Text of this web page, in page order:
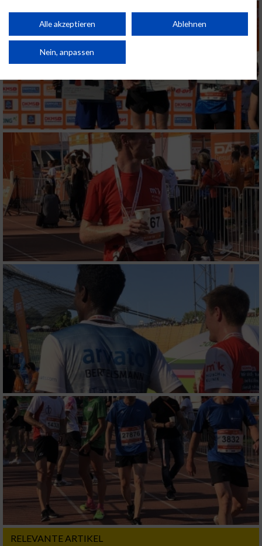
RELEVANTE ARTIKEL
Performance von Inhalten. Analyse von Zielgruppen durch Statistiken oder
Kombinationen von Daten aus verschiedenen Quellen. Entwicklung und
von Inhalten.
Daten können außerhalb der Europäischen Union weitergegeben und in die
Website/App.
Partnerliste anzeigen (1 IAB-Anbieter)
Wir nutzen Ihre Daten für folgende Zwecke:
IAB-Verarbeitungszwecke:
Speichern von oder Zugriff auf Informationen
auf einem Endgerät
Verwendung reduzierter Daten zur Auswahl
von Werbeanzeigen
Erstellung von Profilen für personalisierte
Verwendung von Profilen zur Auswahl
personalisierter Werbung
Erstellung von Profilen zur Personalisierung
von Inhalten
Verwendung von Profilen zur Auswahl
personalisierter Inhalte
Messung der Werbeleistung
Messung der Performance von Inhalten
Analyse von Zielgruppen durch Statistiken
oder Kombinationen von Daten aus
verschiedenen Quellen
Entwicklung und Verbesserung der Angebote
Verwendung reduzierter Daten zur Auswahl
von Inhalten
Alle akzeptieren Ablehnen
Nein, anpassen